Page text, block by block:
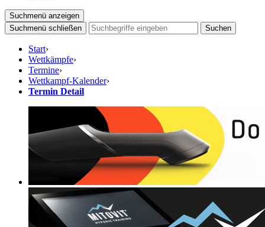
Suchmenü anzeigen
Suchmenü schließen
Suchen
Start›
Wettkämpfe›
Termine›
Wettkampf-Kalender›
Termin Detail